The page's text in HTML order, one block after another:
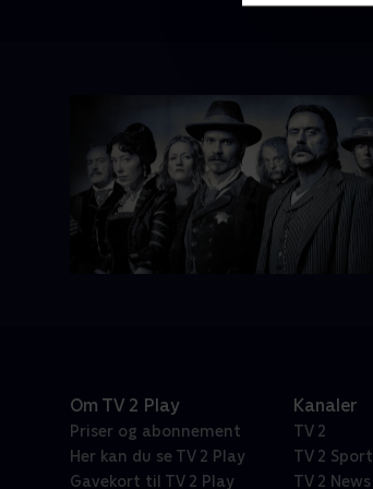
Om TV 2 Play
Priser og abonnement
Her kan du se TV 2 Play
Gavekort til TV 2 Play
Kanaler
TV 2
TV 2 Sport
TV 2 News